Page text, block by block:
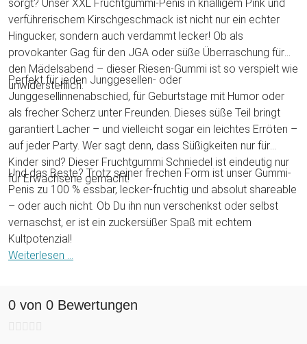
sorgt? Unser XXL Fruchtgummi-Penis in knalligem Pink und
verführerischem Kirschgeschmack ist nicht nur ein echter
Hingucker, sondern auch verdammt lecker! Ob als
provokanter Gag für den JGA oder süße Überraschung für
den Mädelsabend – dieser Riesen-Gummi ist so verspielt wie
unwiderstehlich.
Perfekt für jeden Junggesellen- oder
Junggesellinnenabschied, für Geburtstage mit Humor oder
als frecher Scherz unter Freunden. Dieses süße Teil bringt
garantiert Lacher – und vielleicht sogar ein leichtes Erröten –
auf jeder Party. Wer sagt denn, dass Süßigkeiten nur für
Kinder sind? Dieser Fruchtgummi Schniedel ist eindeutig nur
für Erwachsene gemacht!
Und das Beste? Trotz seiner frechen Form ist unser Gummi-
Penis zu 100 % essbar, lecker-fruchtig und absolut shareable
– oder auch nicht. Ob Du ihn nun verschenkst oder selbst
vernaschst, er ist ein zuckersüßer Spaß mit echtem
Kultpotenzial!
Weiterlesen ...
0 von 0 Bewertungen